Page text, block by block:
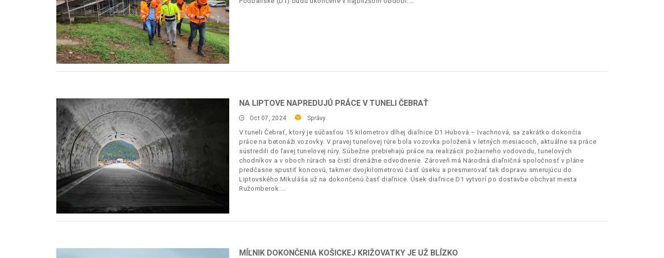
NA LIPTOVE NAPREDUJÚ PRÁCE V TUNELI ČEBRAŤ
Oct 07, 2024 Správy
V tuneli Čebrať, ktorý je súčasťou 15 kilometrov dlhej diaľnice D1 Hubová – Ivachnová, sa zakrátko dokončia
práce na betonáži vozovky. V pravej tunelovej rúre bola vozovka položená v letných mesiacoch, aktuálne sa práce
sústredili do ľavej tunelovej rúry. Súbežne prebiehajú práce na realizácii požiarneho vodovodu, tunelových
chodníkov a v oboch rúrach sa čistí drenážne odvodnenie. Zároveň má Národná diaľničná spoločnosť v pláne
predčasne spustiť koncovú, takmer dvojkilometrovú časť úseku a presmerovať tak dopravu smerujúcu do
Liptovského Mikuláša už na dokončenú časť diaľnice. Úsek diaľnice D1 vytvorí po dostavbe obchvat mesta
Ružomberok.
MÍĽNIK DOKONČENIA KOŠICKEJ KRIŽOVATKY JE UŽ BLÍZKO